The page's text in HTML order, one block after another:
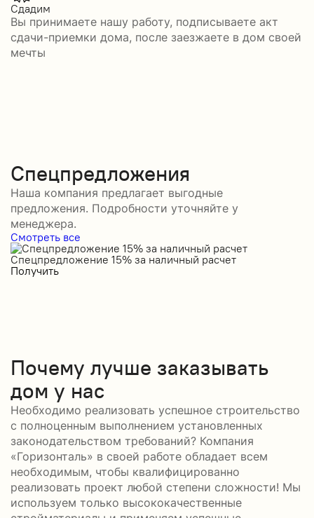
Сдадим
Вы принимаете нашу работу, подписываете акт
сдачи-приемки дома, после заезжаете в дом своей
мечты
Спецпредложения
Наша компания предлагает выгодные
предложения. Подробности уточняйте у
менеджера.
Смотреть все
Спецпредложение 15% за наличный расчет
Получить
Почему лучше заказывать
дом у нас
Необходимо реализовать успешное строительство
с полноценным выполнением установленных
законодательством требований? Компания
«Горизонталь» в своей работе обладает всем
необходимым, чтобы квалифицированно
реализовать проект любой степени сложности! Мы
используем только высококачественные